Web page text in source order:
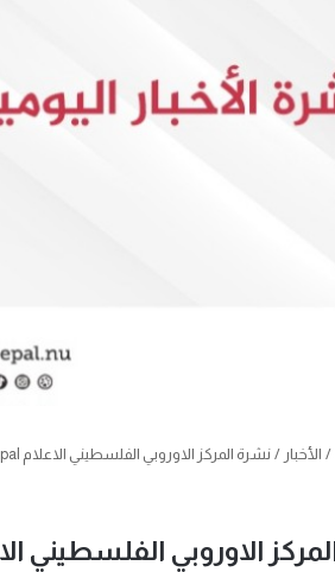
/ الأخبار / نشرة المركز الاوروبي الفلسطيني الاعلام Epal العدد: 2441 التاريخ: الخميس 14\05\2026